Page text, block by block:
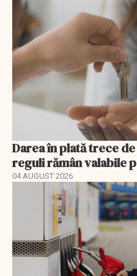
Darea în plată trece
reguli rămân valabile
04 AUGUST 2026